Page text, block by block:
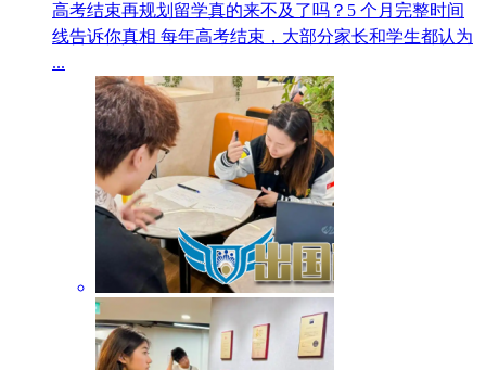
高考结束再规划留学真的来不及了吗？5 个月完整时间
线告诉你真相 每年高考结束，大部分家长和学生都认为
...